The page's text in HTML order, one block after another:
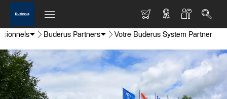
Buderus Partners Votre Buderus System Partner